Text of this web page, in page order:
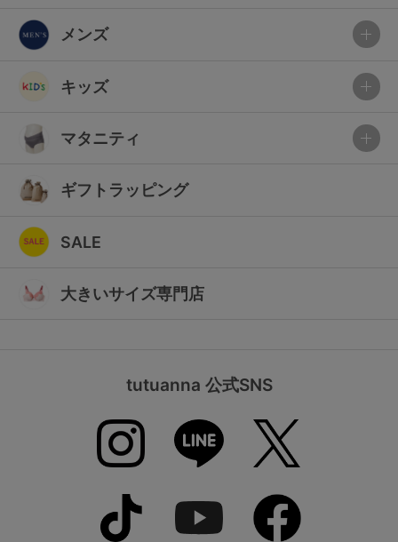
メンズ
キッズ
マタニティ
ギフトラッピング
SALE
大きいサイズ専門店
tutuanna 公式SNS